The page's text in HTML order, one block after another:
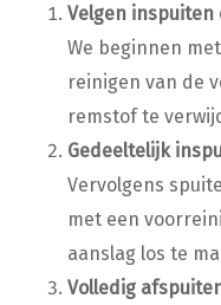
Velgen inspuiten
We beginnen
reinigen van de
remstof te
Gedeeltelijk
Vervolgens
met een
aanslag los te
Volledig